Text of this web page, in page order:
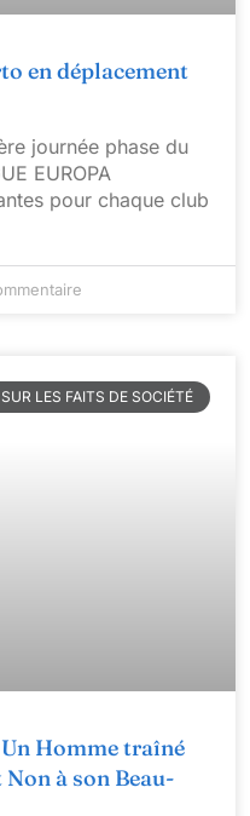
en déplacement
journée phase du
EUROPA
pour chaque club
LES FAITS DE SOCIÉTÉ
Homme traîné
à son Beau-